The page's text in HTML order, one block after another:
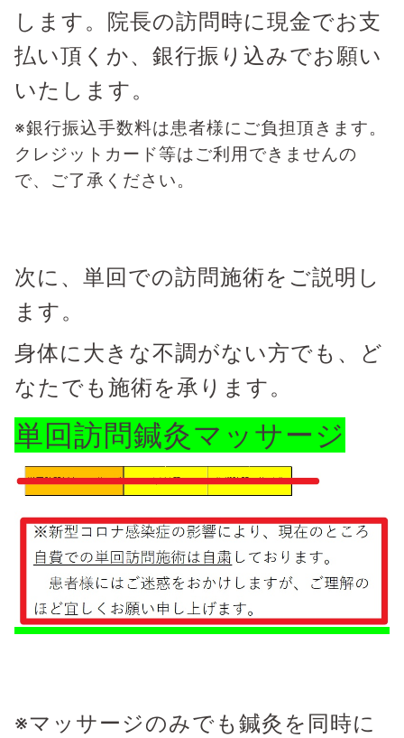
します。院長の訪問時に現金でお支
払い頂くか、銀行振り込みでお願い
いたします。
※銀行振込手数料は患者様にご負担頂きます。
クレジットカード等はご利用できませんの
で、ご了承ください。
次に、単回での訪問施術をご説明し
ます。
身体に大きな不調がない方でも、ど
なたでも施術を承ります。
単回訪問鍼灸マッサージ
※マッサージのみでも鍼灸を同時に